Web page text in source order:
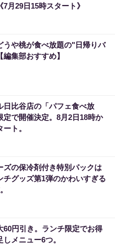
7月29日15時スタート》
うや桃が食べ放題の"日帰りバ
集部おすすめ】
日比谷店の「パフェ食べ放
定で開催決定。8月2日18時か
ト。
ズの保冷剤付き特別パックは
チグッズ第1弾のかわいすぎる
60円引き。ランチ限定でお得
メニュー6つ。